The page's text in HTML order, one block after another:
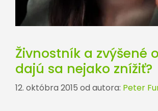
Živnostník a zvýšené
dajú sa nejako znížiť?
12. októbra 2015 od autora: Peter